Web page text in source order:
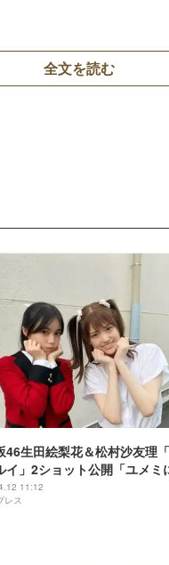
全文を読む
46生田絵梨花＆松村沙友理
イ」2ショット公開「ユメミ
ポーズを教わった三春滝」
11:12
レス